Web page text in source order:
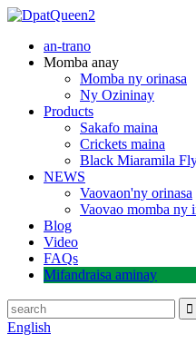
an-trano
Momba anay
Momba ny orinasa
Ny Ozininay
Products
Sakafo maina
Crickets maina
Black Miaramila
NEWS
Vaovaon'ny orinasa
Vaovao momba ny
Blog
Video
FAQs
Mifandraisa aminay
English